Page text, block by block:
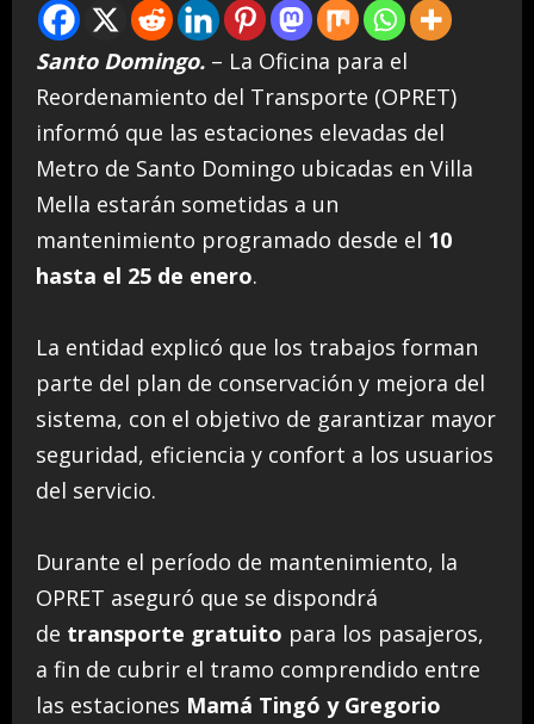
Santo Domingo. – La Oficina para el
Reordenamiento del Transporte (OPRET)
informó que las estaciones elevadas del
Metro de Santo Domingo ubicadas en Villa
Mella estarán sometidas a un
mantenimiento programado desde el 10
hasta el 25 de enero.
La entidad explicó que los trabajos forman
parte del plan de conservación y mejora del
sistema, con el objetivo de garantizar mayor
seguridad, eficiencia y confort a los usuarios
del servicio.
Durante el período de mantenimiento, la
OPRET aseguró que se dispondrá
de transporte gratuito para los pasajeros,
a fin de cubrir el tramo comprendido entre
las estaciones Mamá Tingó y Gregorio